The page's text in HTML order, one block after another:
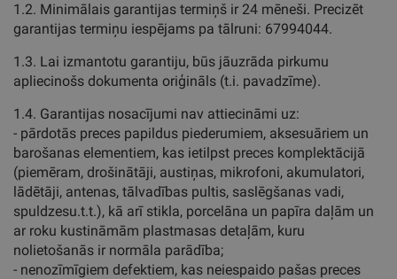
1.2. Minimālais garantijas termiņš ir 24 mēneši. Precizēt
garantijas termiņu iespējams pa tālruni: 67994044.
1.3. Lai izmantotu garantiju, būs jāuzrāda pirkumu
apliecinošs dokumenta oriģināls (t.i. pavadzīme).
1.4. Garantijas nosacījumi nav attiecināmi uz:
- pārdotās preces papildus piederumiem, aksesuāriem un
barošanas elementiem, kas ietilpst preces komplektācijā
(piemēram, drošinātāji, austiņas, mikrofoni, akumulatori,
lādētāji, antenas, tālvadības pultis, saslēgšanas vadi,
spuldzesu.t.t.), kā arī stikla, porcelāna un papīra daļām un
ar roku kustināmām plastmasas detaļām, kuru
nolietošanās ir normāla parādība;
- nenozīmīgiem defektiem, kas neiespaido pašas preces